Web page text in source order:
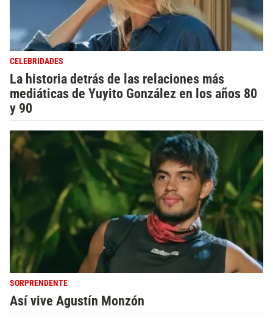
CELEBRIDADES
La historia detrás de las relaciones más
mediáticas de Yuyito González en los años 80
y 90
SORPRENDENTE
Así vive Agustín Monzón